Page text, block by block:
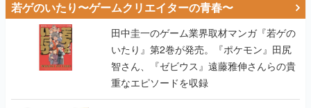
若ゲのいたり〜ゲームクリエイターの青春〜
田中圭一のゲーム業界取材マンガ『若ゲの
いたり』第2巻が発売。『ポケモン』田尻
智さん、『ゼビウス』遠藤雅伸さんらの貴
重なエピソードを収録